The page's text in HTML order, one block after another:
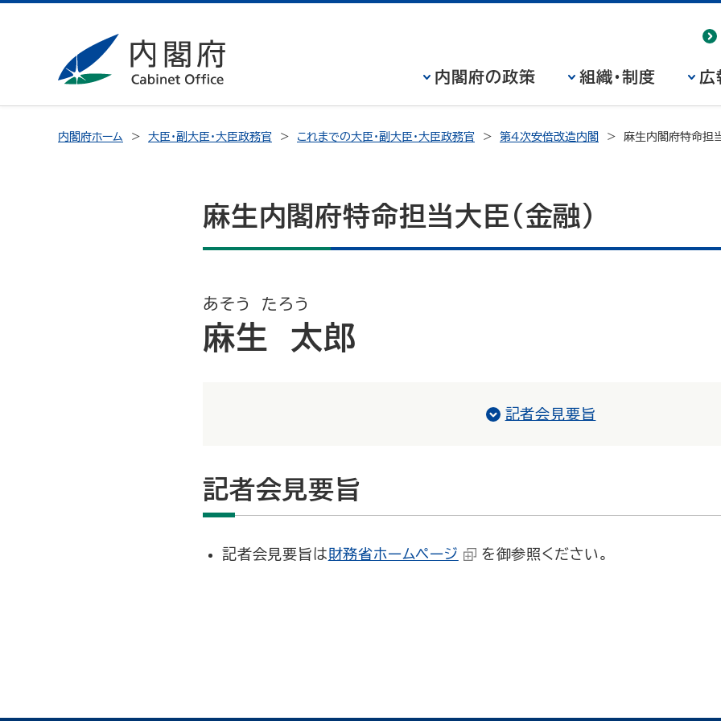
内閣府の政策 組織・制度 広
内閣府ホーム 大臣・副大臣・大臣政務官 これまでの大臣・副大臣・大臣政務官 第4次安倍改造内閣 麻生内閣府特命担当
麻生内閣府特命担当大臣（金融）
あそう たろう
麻生 太郎
記者会見要旨
記者会見要旨
記者会見要旨は 財務省ホームページ を御参照ください。